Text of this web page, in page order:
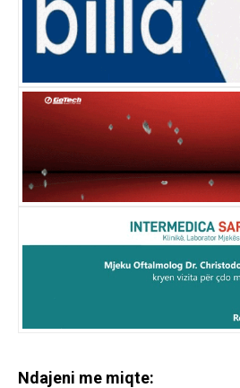
Ndajeni me miqte: